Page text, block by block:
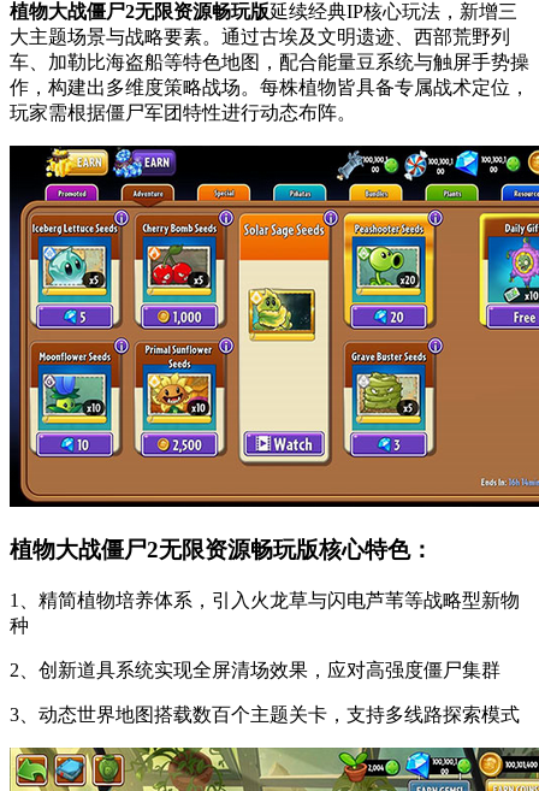
植物大战僵尸2无限资源畅玩版延续经典IP核心玩法，新增三
大主题场景与战略要素。通过古埃及文明遗迹、西部荒野列
车、加勒比海盗船等特色地图，配合能量豆系统与触屏手势操
作，构建出多维度策略战场。每株植物皆具备专属战术定位，
玩家需根据僵尸军团特性进行动态布阵。
植物大战僵尸2无限资源畅玩版核心特色：
1、精简植物培养体系，引入火龙草与闪电芦苇等战略型新物
种
2、创新道具系统实现全屏清场效果，应对高强度僵尸集群
3、动态世界地图搭载数百个主题关卡，支持多线路探索模式